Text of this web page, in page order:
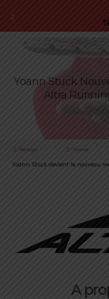
Yoann Stuck
Altra
Partager Tweeter
Yoann Stuck devient le nouveau
A